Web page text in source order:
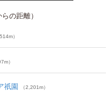
の距離）
）
）
祇園 （2,201m）